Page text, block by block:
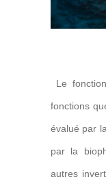
Le
fonctions
évalué par
par la
autres